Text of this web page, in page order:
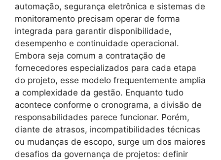
automação, segurança eletrônica e sistemas de
monitoramento precisam operar de forma
integrada para garantir disponibilidade,
desempenho e continuidade operacional.
Embora seja comum a contratação de
fornecedores especializados para cada etapa
do projeto, esse modelo frequentemente amplia
a complexidade da gestão. Enquanto tudo
acontece conforme o cronograma, a divisão de
responsabilidades parece funcionar. Porém,
diante de atrasos, incompatibilidades técnicas
ou mudanças de escopo, surge um dos maiores
desafios da governança de projetos: definir